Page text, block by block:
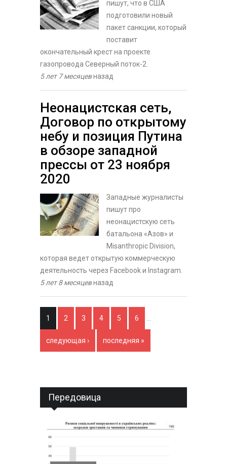
пишут, что в США
подготовили новый
пакет санкции, который
поставит
окончательный крест на проекте
газопровода Северный поток-2.
5 лет 7 месяцевназад
Неонацистская сеть,
Договор по открытому
небу и позиция Путина
в обзоре западной
прессы от 23 ноября
2020
Западные журналисты
пишут про
неонацистскую сеть
батальона «Азов» и
Misanthropic Division,
которая ведет открытую коммерческую
деятельность через Facebook и Instagram.
5 лет 8 месяцевназад
Страницы
1 2 3 4 5 6
следующая › последняя »
Передовица